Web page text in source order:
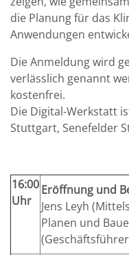
die Planung für das
Anwendungen
Die Anmeldung wird
verlässlich genannt
kostenfrei.
Die Digital-Werkstatt
Stuttgart, Senefelder
16:00
Uhr
Eröffnung und
Jens Leyh
Planen und